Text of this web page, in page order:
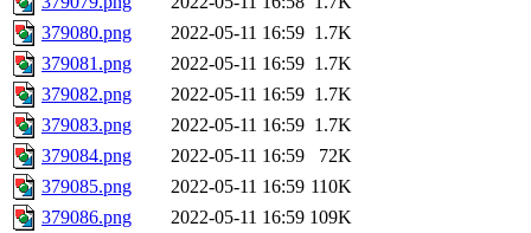
379080.png
2022-05-11 16:59 1.7K
379081.png
2022-05-11 16:59 1.7K
379082.png
2022-05-11 16:59 1.7K
379083.png
2022-05-11 16:59 1.7K
379084.png
2022-05-11 16:59
72K
379085.png
2022-05-11 16:59 110K
379086.png
2022-05-11 16:59 109K